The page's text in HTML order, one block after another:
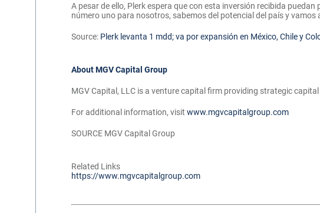
A pesar de ello, Plerk espera que con esta inversión recibida
número uno para nosotros, sabemos del potencial del país y vamos
Source: Plerk levanta 1 mdd; va por expansión en México, Chile y
About MGV Capital Group
MGV Capital, LLC is a venture capital firm providing strategic
For additional information, visit www.mgvcapitalgroup.com
SOURCE MGV Capital Group
Related Links
https://www.mgvcapitalgroup.com